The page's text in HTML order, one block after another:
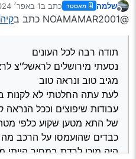
טוב ונראה טוב
לעת עתה החלטתי לא
שהועמסו על הרכב מה
לרדת במחיר הייתי מוכן לשלם 14000 ולהשקיע בו
מנותק
שלמה מאסטר כתב ב1 באפר׳ 2024, 11:09
נערך לאחרונה על
@NOAMAMAR2001 כתב ב קיה
תודה רבה לכל העונים
נסעתי מירושלים לראשל"צ
מגיב טוב ונראה טוב
לעת עתה החלטתי לא לקנות
עבודות שיפוצים וככל
של התא מטען שקוע כלפי
כבדים שהועמסו על הרכב מה